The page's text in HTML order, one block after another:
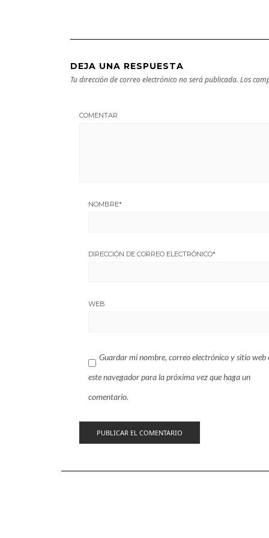
DEJA UNA RESPUESTA
Tu dirección de correo electrónico no será publicada. Los
COMENTAR
NOMBRE*
DIRECCIÓN DE CORREO ELECTRÓNICO*
WEB
Guardar mi nombre, correo electrónico y sitio web
este navegador para la próxima vez que haga un
comentario.